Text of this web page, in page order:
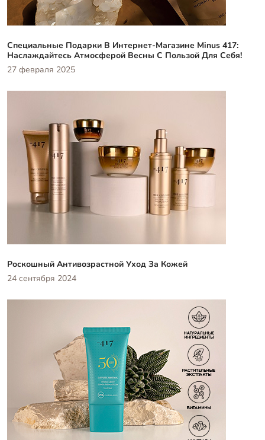
Специальные Подарки В Интернет-Магазине Minus 417:
Наслаждайтесь Атмосферой Весны С Пользой Для Себя!
27 февраля 2025
Роскошный Антивозрастной Уход За Кожей
24 сентября 2024